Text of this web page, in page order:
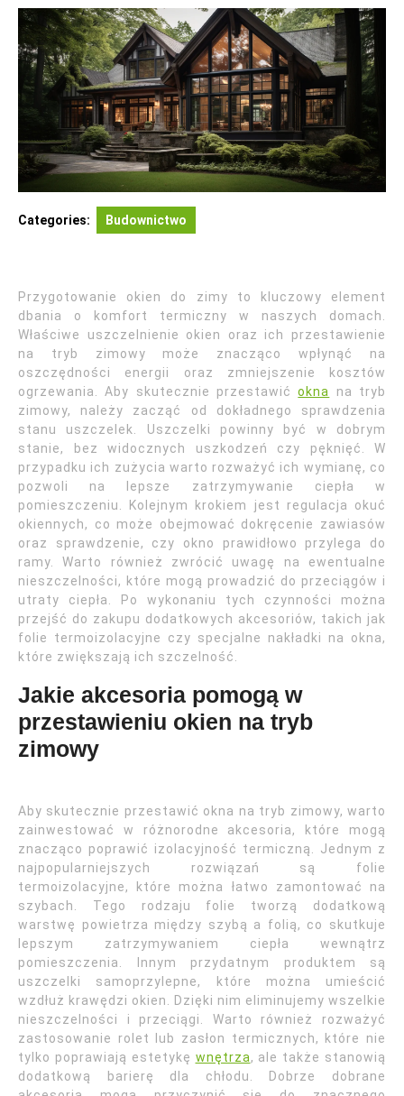
Categories: Budownictwo
Przygotowanie okien do zimy to kluczowy element
dbania o komfort termiczny w naszych domach.
Właściwe uszczelnienie okien oraz ich przestawienie
na tryb zimowy może znacząco wpłynąć na
oszczędności energii oraz zmniejszenie kosztów
ogrzewania. Aby skutecznie przestawićokna
na tryb
zimowy, należy zacząć od dokładnego sprawdzenia
stanu uszczelek. Uszczelki powinny być w dobrym
stanie, bez widocznych uszkodzeń czy pęknięć. W
przypadku ich zużycia warto rozważyć ich wymianę, co
pozwoli na lepsze zatrzymywanie ciepła w
pomieszczeniu. Kolejnym krokiem jest regulacja okuć
okiennych, co może obejmować dokręcenie zawiasów
oraz sprawdzenie, czy okno prawidłowo przylega do
ramy. Warto również zwrócić uwagę na ewentualne
nieszczelności, które mogą prowadzić do przeciągów i
utraty ciepła. Po wykonaniu tych czynności można
przejść do zakupu dodatkowych akcesoriów, takich jak
folie termoizolacyjne czy specjalne nakładki na okna,
które zwiększają ich szczelność.
Jakie akcesoria pomogą w
przestawieniu okien na tryb
zimowy
Aby skutecznie przestawić okna na tryb zimowy, warto
zainwestować w różnorodne akcesoria, które mogą
znacząco poprawić izolacyjność termiczną. Jednym z
najpopularniejszych rozwiązań są folie
termoizolacyjne, które można łatwo zamontować na
szybach. Tego rodzaju folie tworzą dodatkową
warstwę powietrza między szybą a folią, co skutkuje
lepszym zatrzymywaniem ciepła wewnątrz
pomieszczenia. Innym przydatnym produktem są
uszczelki samoprzylepne, które można umieścić
wzdłuż krawędzi okien. Dzięki nim eliminujemy wszelkie
nieszczelności i przeciągi. Warto również rozważyć
zastosowanie rolet lub zasłon termicznych, które nie
tylko poprawiają estetykę wnętrza, ale także stanowią
dodatkową barierę dla chłodu. Dobrze dobrane